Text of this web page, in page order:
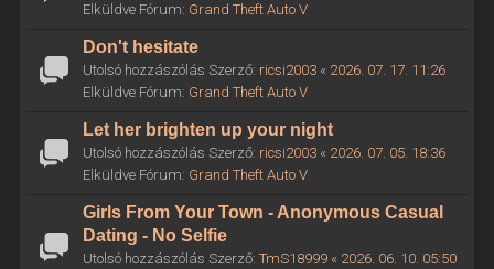
Elküldve Fórum: Grand Theft Auto V
Don't hesitate
Utolsó hozzászólás Szerző: ricsi2003« 2026. 07. 17. 11:26
Elküldve Fórum: Grand Theft Auto V
Let her brighten up your night
Utolsó hozzászólás Szerző: ricsi2003« 2026. 07. 05. 18:36
Elküldve Fórum: Grand Theft Auto V
Girls From Your Town - Anonymous Casual
Dating - No Selfie
Utolsó hozzászólás Szerző: TmS18999« 2026. 06. 10. 05:50